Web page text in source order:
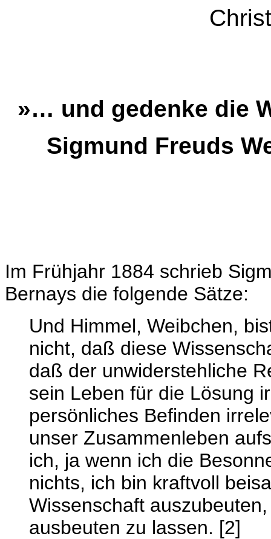
»… und gedenke die
Sigmund Freuds
Im Frühjahr 1884 schrieb
Bernays die folgende Sätze:
Und Himmel, Weibchen,
nicht, daß diese
daß der unwiderstehliche
sein Leben für die Lösung
persönliches Befinden
unser Zusammenleben
ich, ja wenn ich die
nichts, ich bin kraftvoll
Wissenschaft
ausbeuten zu lassen. [2]